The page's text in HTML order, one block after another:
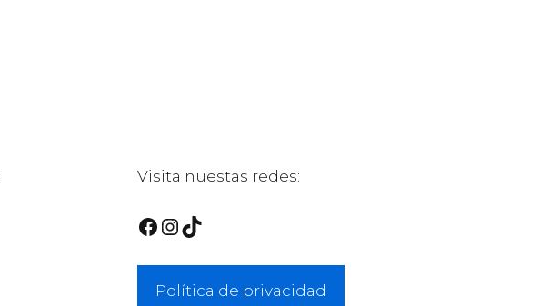
Visita nuestas redes:
Facebook
Instagram
TikTok
Política de privacidad